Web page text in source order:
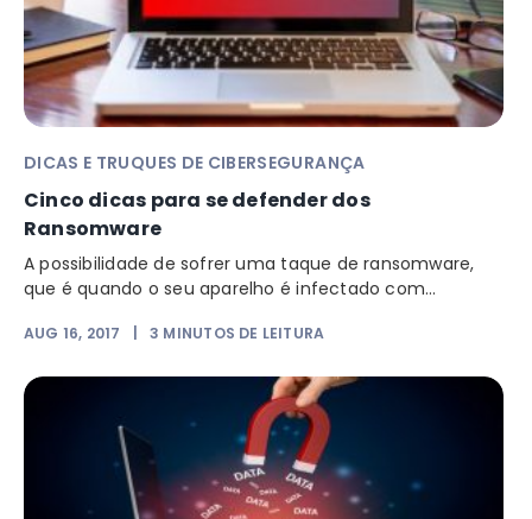
DICAS E TRUQUES DE CIBERSEGURANÇA
Cinco dicas para se defender dos
Ransomware
A possibilidade de sofrer uma taque de ransomware,
que é quando o seu aparelho é infectado com...
AUG 16, 2017 |3 MINUTOS DE LEITURA